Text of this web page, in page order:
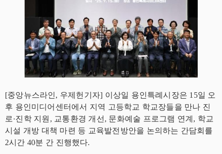
[중앙뉴스라인, 우제헌기자] 이상일 용인특례시장은 15일 오
후 용인미디어센터에서 지역 고등학교 학교장들을 만나 진
로·진학 지원, 교통환경 개선, 문화예술 프로그램 연계, 학교
시설 개방 대책 마련 등 교육발전방안을 논의하는 간담회를
2시간 40분 간 진행했다.